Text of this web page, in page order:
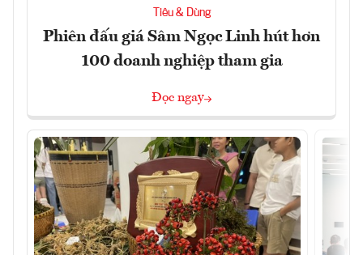
Tiêu & Dùng
Phiên đấu giá Sâm Ngọc Linh hút hơn
100 doanh nghiệp tham gia
Đọc ngay